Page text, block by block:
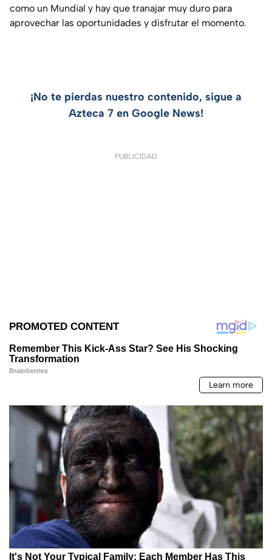
como un Mundial y hay que tranajar muy duro para
aprovechar las oportunidades y disfrutar el momento.
¡No te pierdas nuestro contenido, sigue a
Azteca 7 en Google News!
PUBLICIDAD